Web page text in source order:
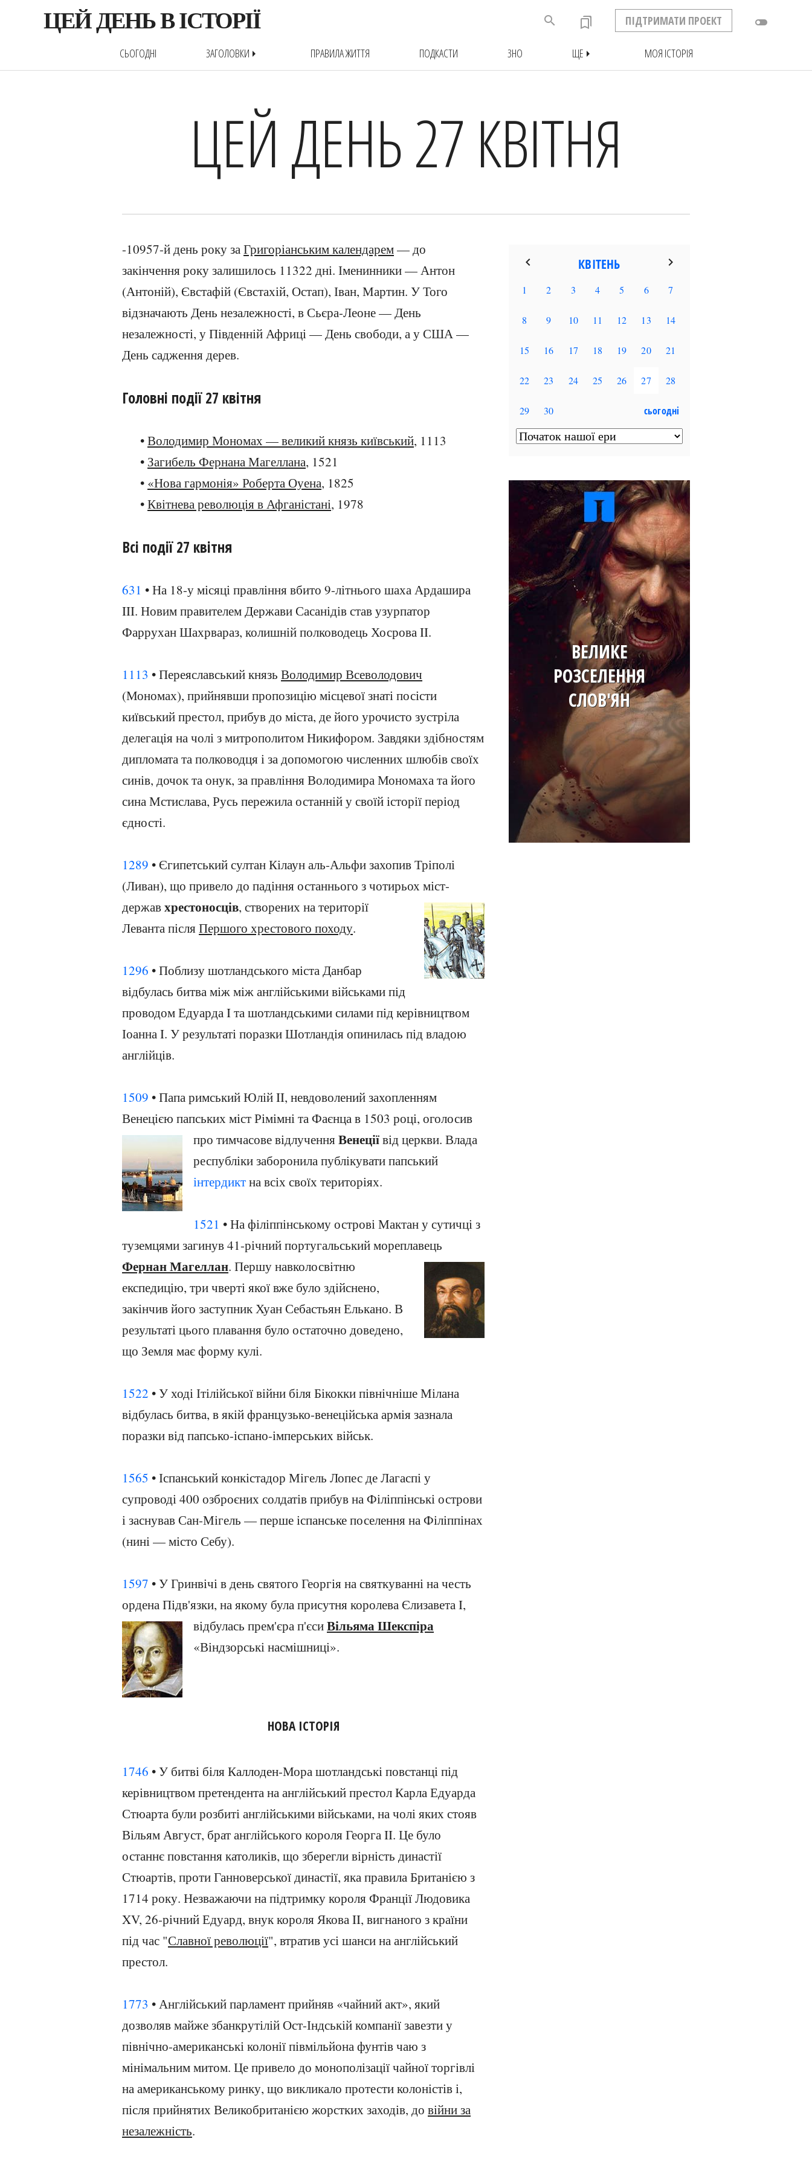
ЦЕЙ ДЕНЬ В ІСТОРІЇ toggle_off
ПІДТРИМАТИ ПРОЕКТ
bookmarks
search
СЬОГОДНІ ЗАГОЛОВКИarrow_right ПРАВИЛА ЖИТТЯ ПОДКАСТИ ЗНО ЩЕarrow_right МОЯ ІСТОРІЯ
ЦЕЙ ДЕНЬ 27 КВІТНЯ
-10957-й день року заГригоріанським календарем— до
закінчення року залишилось 11322 дні. Іменинники — Антон
(Антоній), Євстафій (Євстахій, Остап), Іван, Мартин. У Того
відзначають День незалежності, в Сьєра-Леоне — День
незалежності, у Південній Африці — День свободи, а у США —
День садження дерев.
Головні події 27 квітня
•Володимир Мономах — великий князь київський, 1113
• Загибель Фернана Магеллана, 1521
• «Нова гармонія» Роберта Оуена, 1825
•Квітнева революція в Афганістані, 1978
Всі події 27 квітня
631 • На 18-у місяці правління вбито 9-літнього шаха Ардашира
III. Новим правителем Держави Сасанідів став узурпатор
Фаррухан Шахрвараз, колишній полководець Хосрова II.
1113 • Переяславський князь Володимир Всеволодович
(Мономах), прийнявши пропозицію місцевої знаті посісти
київський престол, прибув до міста, де його урочисто зустріла
делегація на чолі з митрополитом Никифором. Завдяки здібностям
дипломата та полководця і за допомогою численних шлюбів своїх
синів, дочок та онук, за правління Володимира Мономаха та його
сина Мстислава, Русь пережила останній у своїй історії період
єдності.
1289 • Єгипетський султан Кілаун аль-Альфи захопив Тріполі
(Ливан), що привело до падіння останнього з чотирьох міст-
державхрестоносців, створених на території
Леванта післяПершого хрестового походу.
1296 • Поблизу шотландського міста Данбар
відбулась битва між між англійськими військами під
проводом Едуарда I та шотландськими силами під керівництвом
Іоанна I. У результаті поразки Шотландія опинилась під владою
англійців.
1509 • Папа римський Юлій II, невдоволений захопленням
Венецією папських міст Рімімні та Фаєнца в 1503 році, оголосив
про тимчасове відлученняВенеціївід церкви. Влада
республіки заборонила публікувати папський
інтердиктна всіх своїх територіях.
1521 • На філіппінському острові Мактан у сутичці з
туземцями загинув 41-річний португальський мореплавець
Фернан Магеллан. Першу навколосвітню
експедицію, три чверті якої вже було здійснено,
закінчив його заступник Хуан Себастьян Елькано. В
результаті цього плавання було остаточно доведено,
що Земля має форму кулі.
1522 • У ході Ітілійської війни біля Бікокки північніше Мілана
відбулась битва, в якій французько-венеційська армія зазнала
поразки від папсько-іспано-імперських військ.
1565 • Іспанський конкістадор Мігель Лопес де Лагаспі у
супроводі 400 озброєних солдатів прибув на Філіппінські острови
і заснував Сан-Мігель — перше іспанське поселення на Філіппінах
(нині — місто Себу).
1597 • У Гринвічі в день святого Георгія на святкуванні на честь
ордена Підв'язки, на якому була присутня королева Єлизавета I,
відбулась прем'єра п'єсиВільяма Шекспіра
«Віндзорські насмішниці».
НОВА ІСТОРІЯ
1746 • У битві біля Каллоден-Мора шотландські повстанці під
керівництвом претендента на англійський престол Карла Едуарда
Стюарта були розбиті англійськими військами, на чолі яких стояв
Вільям Август, брат англійського короля Георга II. Це було
останнє повстання католиків, що зберегли вірність династії
Стюартів, проти Ганноверської династії, яка правила Британією з
1714 року. Незважаючи на підтримку короля Франції Людовика
XV, 26-річний Едуард, внук короля Якова II, вигнаного з країни
під час "Славної революції", втратив усі шанси на англійський
престол.
1773 • Англійський парламент прийняв «чайний акт», який
дозволяв майже збанкрутілій Ост-Індській компанії завезти у
північно-американські колонії півмільйона фунтів чаю з
мінімальним митом. Це привело до монополізації чайної торгівлі
на американському ринку, що викликало протести колоністів і,
після прийнятих Великобританією жорстких заходів, до війни за
незалежність.
ВЕЛИКЕ
РОЗСЕЛЕННЯ
СЛОВ'ЯН